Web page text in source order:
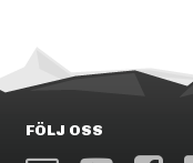
FÖLJ OSS